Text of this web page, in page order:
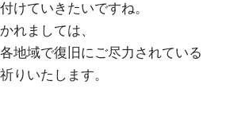
けていきたいですね。
れましては、
地域で復旧にご尽力されている
りいたします。